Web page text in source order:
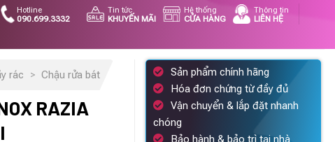
Hotline
090.699.3332
Tin tức
KHUYẾN MÃI
Hệ thống
CỬA HÀNG
Thông tin
LIÊN HỆ
rác > Chậu rửa bát
RAZIA
Sản phẩm chính hãng
Hóa đơn chứng từ đầy đủ
Vận chuyển & lắp đặt nhanh
chóng
Bảo hành & bảo trì tại nhà